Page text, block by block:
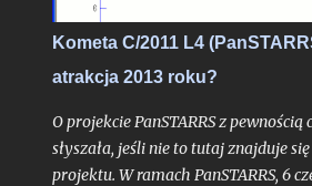
Kometa C/2011 L4
atrakcja 2013 roku?
O projekcie PanSTARRS z
słyszała, jeśli nie to tutaj znajduje
projektu. W ramach PanSTARRS, 6